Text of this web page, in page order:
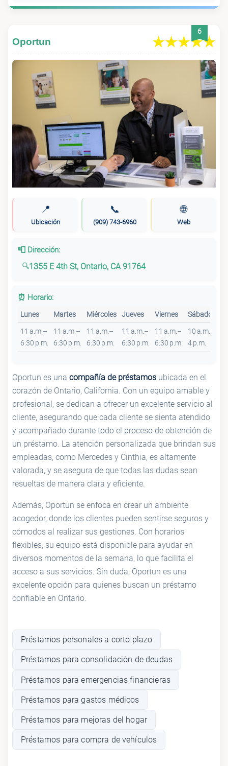
6
Oportun
📍
Ubicación
📞
(909) 743-6960
🌐
Web
📮 Dirección:
1355 E 4th St, Ontario, CA 91764
⏰ Horario:
Lunes Martes Miércoles Jueves Viernes Sábado
11 a.m.–
6:30 p.m.
11 a.m.–
6:30 p.m.
11 a.m.–
6:30 p.m.
11 a.m.–
6:30 p.m.
11 a.m.–
6:30 p.m.
10 a.m.–
4 p.m.
Oportun es una compañía de préstamos ubicada en el
corazón de Ontario, California. Con un equipo amable y
profesional, se dedican a ofrecer un excelente servicio al
cliente, asegurando que cada cliente se sienta atendido
y acompañado durante todo el proceso de obtención de
un préstamo. La atención personalizada que brindan sus
empleadas, como Mercedes y Cinthia, es altamente
valorada, y se asegura de que todas las dudas sean
resueltas de manera clara y eficiente.
Además, Oportun se enfoca en crear un ambiente
acogedor, donde los clientes pueden sentirse seguros y
cómodos al realizar sus gestiones. Con horarios
flexibles, su equipo está disponible para ayudar en
diversos momentos de la semana, lo que facilita el
acceso a sus servicios. Sin duda, Oportun es una
excelente opción para quienes buscan un préstamo
confiable en Ontario.
Préstamos personales a corto plazo
Préstamos para consolidación de deudas
Préstamos para emergencias financieras
Préstamos para gastos médicos
Préstamos para mejoras del hogar
Préstamos para compra de vehículos